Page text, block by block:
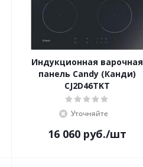
Индукционная варочная
панель Candy (Канди)
CJ2D46TKT
Уточняйте
16 060 руб./шт